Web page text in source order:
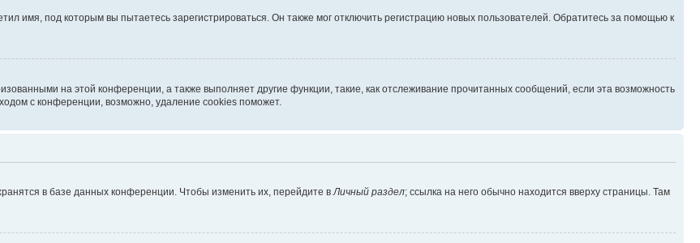
имя, под которым вы пытаетесь зарегистрироваться. Он также мог отключить регистрацию новых пользователей. Обратитесь за помощью к
на этой конференции, а также выполняет другие функции, такие, как отслеживание прочитанных сообщений, если эта возможность
с конференции, возможно, удаление cookies поможет.
в базе данных конференции. Чтобы изменить их, перейдите в Личный раздел; ссылка на него обычно находится вверху страницы. Там